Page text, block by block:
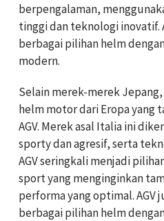
berpengalaman,
tinggi dan teknologi inovatif.
berbagai pilihan helm
modern.
Selain merek-merek
helm motor dari Eropa yang
AGV. Merek asal Italia ini
sporty dan agresif, serta
AGV seringkali menjadi
sport yang menginginkan
performa yang optimal. AGV
berbagai pilihan helm